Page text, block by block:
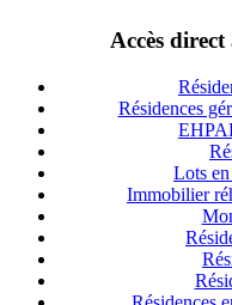
Accès
Résidences
Lots
Immobilier